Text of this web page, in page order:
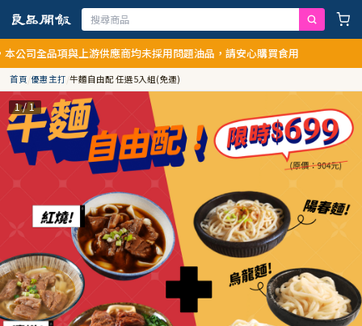
品項與上游供應商均未採用問題油品，請安心購買食用
首頁/優惠主打/牛麵自由配 任選5入組(免運)
1 / 1